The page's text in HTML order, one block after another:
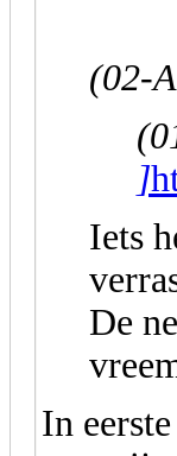
(02-
]
Iets
De
In